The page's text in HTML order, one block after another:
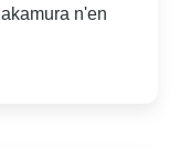
n'en